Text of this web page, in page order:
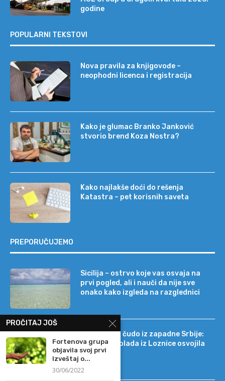
godine
POPULARNI TEKSTOVI
Nova pravila za knjigovođe –
neophodni licenca i registracija
Kako je glumac Branko Janković
stvorio brend Koza Nostra?
Kako najlakše doći do rešenja
Katastra – pet korisnih saveta
PREPORUČUJEMO
Sicilija – ostrvo koje vas osvaja na
prvi pogled, ali i nauči da nije sve
onako kako izgleda na razglednici
Tehnološko čudo iz zapadne Srbije:
kako je čokolada iz Loznice osvojila
22 tržišta
PROČITAJ JOŠ
Fortenova grupa
objavila svoj prvi
Izveštaj o...
30/06/2022